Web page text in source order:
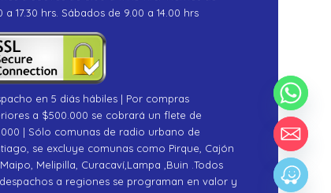
a 17.30 hrs. Sábados de 9.00 a 14.00 hrs
en 5 diás hábiles | Por compras
a $500.000 se cobrará un flete de
| Sólo comunas de radio urbano de
se excluye comunas como Pirque, Cajón
Melipilla, Curacaví,Lampa ,Buin .Todos
a regiones se programan en valor y